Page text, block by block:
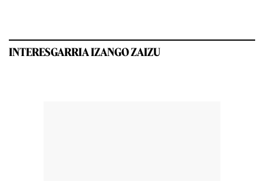
INTERESGARRIA IZANGO ZAIZU